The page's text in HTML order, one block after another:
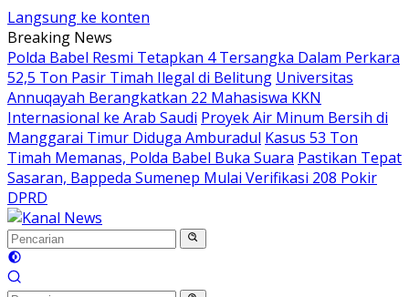
Langsung ke konten
Breaking News
Polda Babel Resmi Tetapkan 4 Tersangka Dalam Perkara
52,5 Ton Pasir Timah Ilegal di Belitung Universitas
Annuqayah Berangkatkan 22 Mahasiswa KKN
Internasional ke Arab Saudi Proyek Air Minum Bersih di
Manggarai Timur Diduga Amburadul Kasus 53 Ton
Timah Memanas, Polda Babel Buka Suara Pastikan Tepat
Sasaran, Bappeda Sumenep Mulai Verifikasi 208 Pokir
DPRD